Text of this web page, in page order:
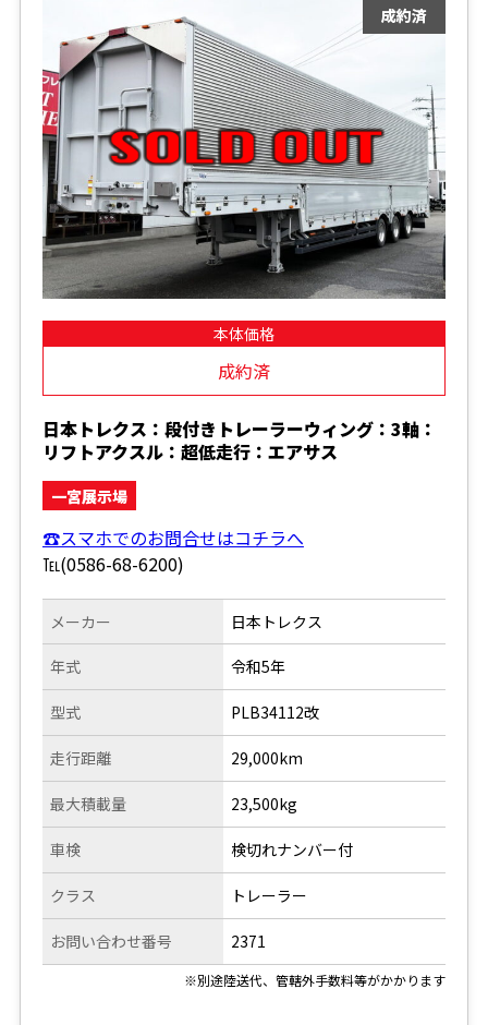
本体価格
成約済
日本トレクス：段付きトレーラーウィング：3軸：
リフトアクスル：超低走行：エアサス
一宮展示場
☎スマホでのお問合せはコチラへ
℡(0586-68-6200)
メーカー
年式
型式
走行距離
日本トレクス
令和5年
PLB34112改
29,000km
最大積載量
車検
クラス
お問い合わせ番号
23,500kg
検切れナンバー付
トレーラー
2371
※別途陸送代、管轄外手数料等がかかります